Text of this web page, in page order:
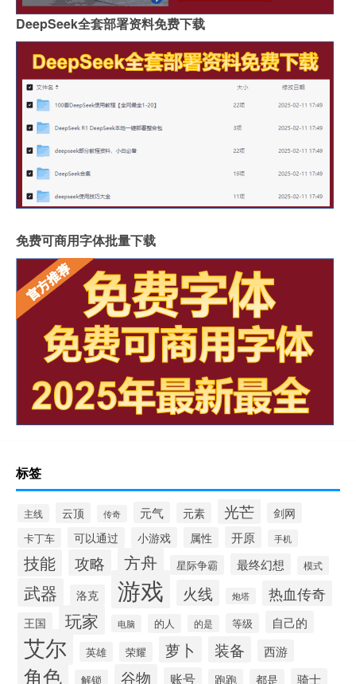
DeepSeek全套部署资料免费下载
免费可商用字体批量下载
标签
主线 云顶 传奇 元气 元素 光芒 剑网
卡丁车 可以通过 小游戏 属性 开原 手机
技能 攻略 方舟 星际争霸 最终幻想 模式
武器 洛克 游戏 火线 炮塔 热血传奇
王国 玩家 电脑 的人 的是 等级 自己的
艾尔 英雄 荣耀 萝卜 装备 西游
角色 解锁 谷物 账号 跑跑 都是 骑士